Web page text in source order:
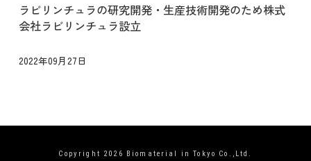
ラビリンチュラの研究開発・生産技術開発のため株式
会社ラビリンチュラ設立
2022年09月27日
Copyright 2026 Biomaterial in Tokyo Co.,Ltd.